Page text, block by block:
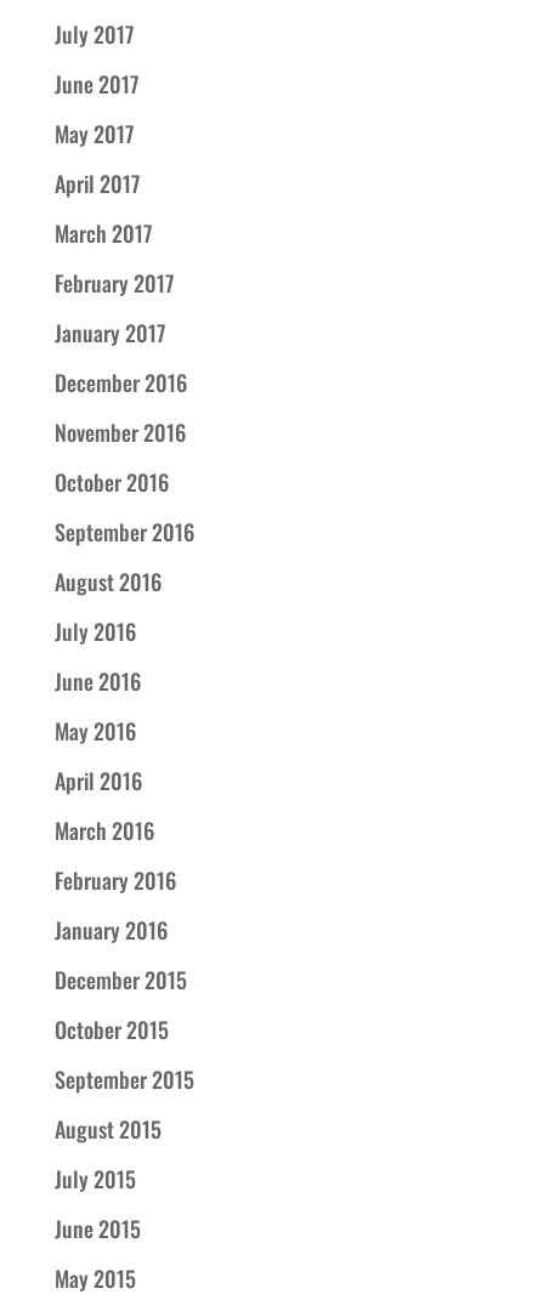
July 2017
June 2017
May 2017
April 2017
March 2017
February 2017
January 2017
December 2016
November 2016
October 2016
September 2016
August 2016
July 2016
June 2016
May 2016
April 2016
March 2016
February 2016
January 2016
December 2015
October 2015
September 2015
August 2015
July 2015
June 2015
May 2015